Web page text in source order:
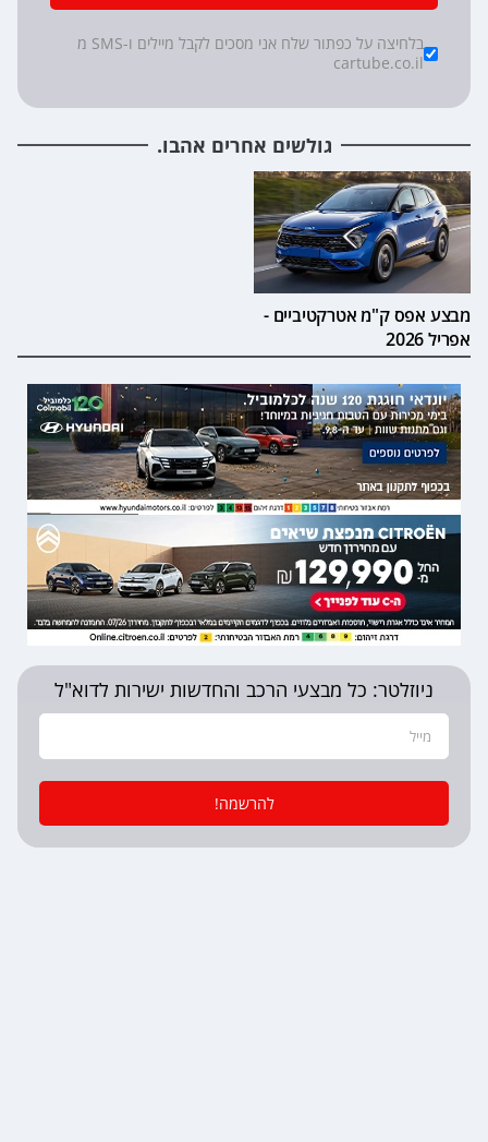
Checkboxes
*
בלחיצה על כפתור שלח אני מסכים לקבל מיילים ו-SMS מ
cartube.co.il
גולשים אחרים אהבו.
מבצע אפס ק"מ אטרקטיביים -
אפריל 2026
ניוזלטר: כל מבצעי הרכב והחדשות ישירות לדוא"ל
להרשמה!